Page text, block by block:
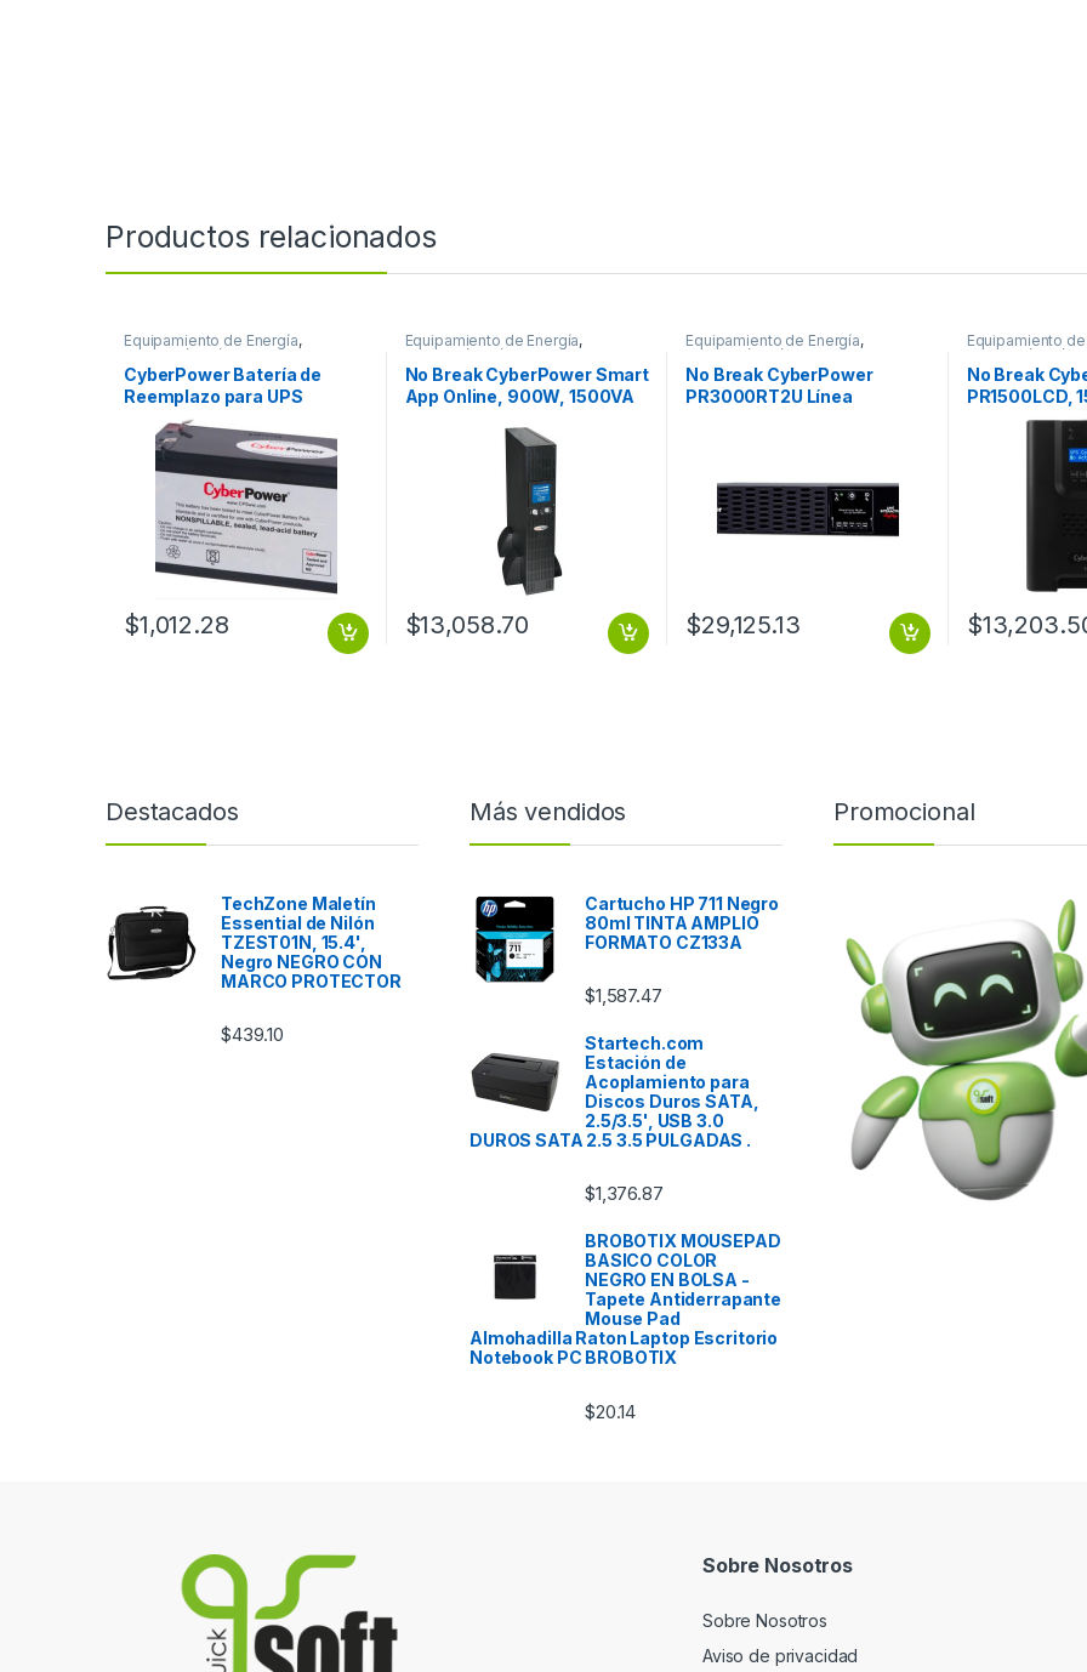
Productos relacionados
Equipamiento de Energía,
Protección Eléctrica
CyberPower Batería de
Reemplazo para UPS
RB1280, 12V, 8Ah
REEMPLAZO DE 12V Y 8
AMPERES
$1,012.28
Equipamiento de Energía,
Protección Eléctrica
No Break CyberPower Smart
App Online, 900W, 1500VA
8CONT 120V
$13,058.70
Equipamiento de Energía,
Protección Eléctrica
No Break CyberPower
PR3000RT2U Línea
Contactos DE ONDA
SENOIDAL 2U GARANTíA 3
YEAR
$29,125.13
Equipamiento
Protección
No Break
PR1500LCD,
1500VA,
Contactos
LCD SENOID
$
Destacados
TechZone Maletín
Essential de Nilón
TZEST01N, 15.4',
Negro NEGRO CON
MARCO PROTECTOR
$439.10
Más vendidos
Cartucho HP 711 Negro
80ml TINTA AMPLIO
FORMATO CZ133A
$1,587.47
Startech.com
Estación de
Acoplamiento para
Discos Duros SATA,
2.5/3.5', USB 3.0
DUROS SATA 2.5 3.5 PULGADAS .
$1,376.87
BROBOTIX MOUSEPAD
BASICO COLOR
NEGRO EN BOLSA -
Tapete Antiderrapante
Mouse Pad
Almohadilla Raton Laptop Escritorio
Notebook PC BROBOTIX
$20.14
Promocional
Sobre Nosotros
Sobre Nosotros
Aviso de privacidad